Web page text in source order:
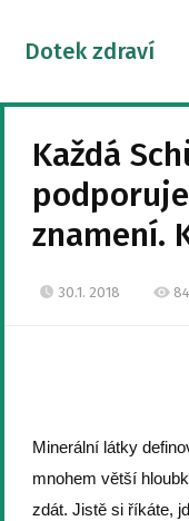
Dotek zdraví
Každá
znamení.
30.1. 2018
Minerální látky
mnohem větší
zdát. Jistě si říkáte,